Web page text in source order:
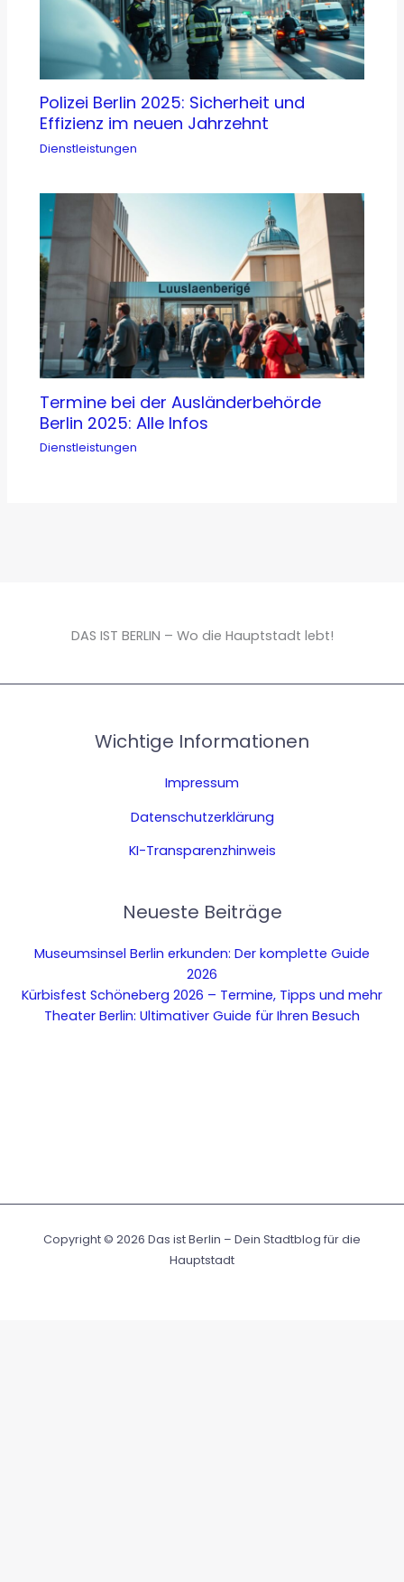
Polizei Berlin 2025: Sicherheit und
Effizienz im neuen Jahrzehnt
Dienstleistungen
Termine bei der Ausländerbehörde
Berlin 2025: Alle Infos
Dienstleistungen
DAS IST BERLIN – Wo die Hauptstadt lebt!
Wichtige Informationen
Impressum
Datenschutzerklärung
KI-Transparenzhinweis
Neueste Beiträge
Museumsinsel Berlin erkunden: Der komplette Guide
2026
Kürbisfest Schöneberg 2026 – Termine, Tipps und mehr
Theater Berlin: Ultimativer Guide für Ihren Besuch
Copyright © 2026 Das ist Berlin – Dein Stadtblog für die
Hauptstadt